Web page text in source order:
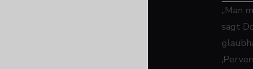
„Man
sagt